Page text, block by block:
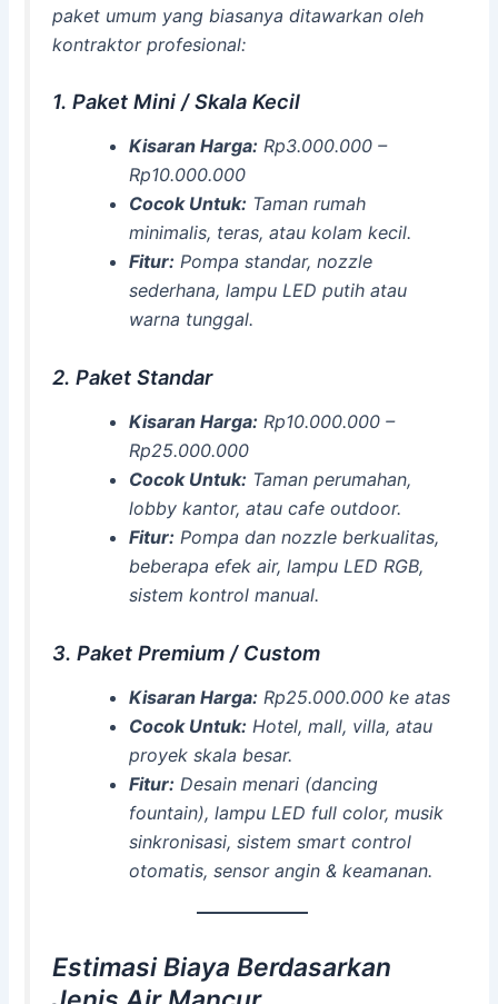
paket umum yang biasanya ditawarkan oleh
kontraktor profesional:
1. Paket Mini / Skala Kecil
Kisaran Harga:Rp3.000.000 –
Rp10.000.000
Cocok Untuk:Taman rumah
minimalis, teras, atau kolam kecil.
Fitur:Pompa standar, nozzle
sederhana, lampu LED putih atau
warna tunggal.
2. Paket Standar
Kisaran Harga:Rp10.000.000 –
Rp25.000.000
Cocok Untuk:Taman perumahan,
lobby kantor, atau cafe outdoor.
Fitur:Pompa dan nozzle berkualitas,
beberapa efek air, lampu LED RGB,
sistem kontrol manual.
3. Paket Premium / Custom
Kisaran Harga:Rp25.000.000 ke atas
Cocok Untuk:Hotel, mall, villa, atau
proyek skala besar.
Fitur:Desain menari (dancing
fountain), lampu LED full color, musik
sinkronisasi, sistem smart control
otomatis, sensor angin & keamanan.
Estimasi Biaya Berdasarkan